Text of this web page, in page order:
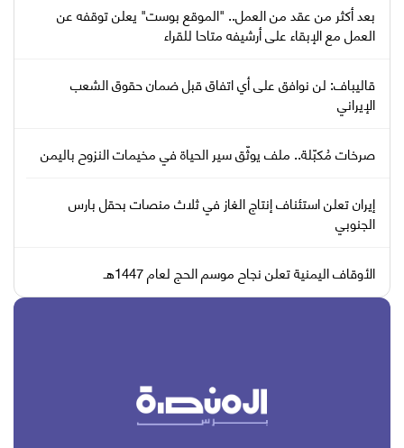
بعد أكثر من عقد من العمل.. "الموقع بوست" يعلن توقفه عن
العمل مع الإبقاء على أرشيفه متاحا للقراء
قاليباف: لن نوافق على أي اتفاق قبل ضمان حقوق الشعب
الإيراني
صرخات مُكبّلة.. ملف يوثّق سير الحياة في مخيمات النزوح باليمن
إيران تعلن استئناف إنتاج الغاز في ثلاث منصات بحقل بارس
الجنوبي
الأوقاف اليمنية تعلن نجاح موسم الحج لعام 1447هـ